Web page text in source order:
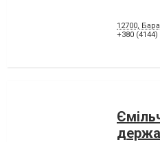
12700,
+380 (4144)